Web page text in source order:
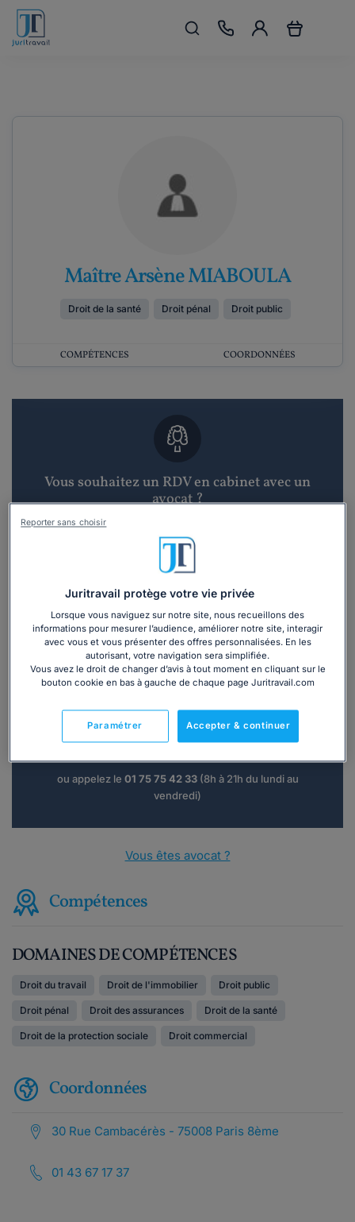
Maître Arsène MIABOULA
Droit de la santé Droit pénal Droit public
COMPÉTENCES COORDONNÉES
Vous souhaitez un RDV en cabinet avec un
avocat ?
Recevoir des devis d'avocats
3 devis en 48h
Vous souhaitez une consultation par
Consulter immédiatement
ou appelez le 01 75 75 42 33(8h à 21h du lundi au
vendredi)
Vous êtes avocat ?
Compétences
DOMAINES DE COMPÉTENCES
Droit du travail Droit de l'immobilier Droit public
Droit pénal Droit des assurances Droit de la santé
Droit de la protection sociale Droit commercial
Coordonnées
30 Rue Cambacérès - 75008 Paris 8ème
01 43 67 17 37
Juritravail protège votre vie privée
Lorsque vous naviguez sur notre site, nous recueillons des
informations pour mesurer l’audience, améliorer notre site, interagir
avec vous et vous présenter des offres personnalisées. En les
autorisant, votre navigation sera simplifiée.
Vous avez le droit de changer d’avis à tout moment en cliquant sur le
bouton cookie en bas à gauche de chaque page Juritravail.com
Accepter & continuer
Paramétrer
Reporter sans choisir